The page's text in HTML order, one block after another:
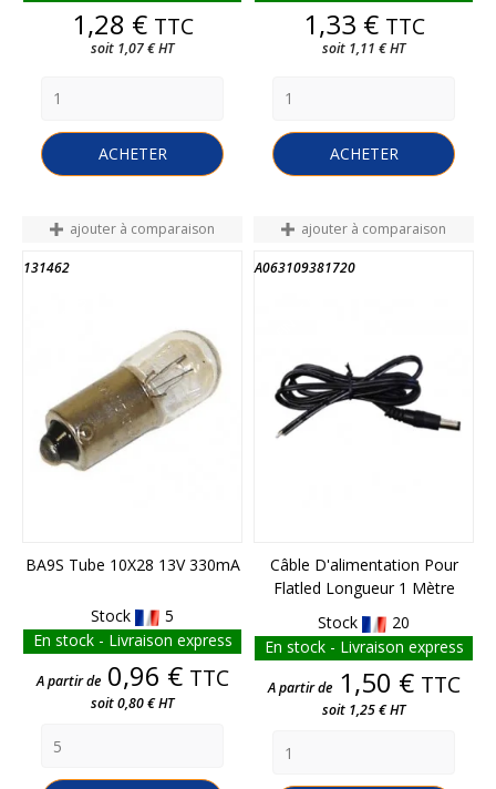
Prix
1,28 € TTC
soit 1,07 € HT
ACHETER
Prix
1,33 € TTC
soit 1,11 € HT
ACHETER
ajouter à comparaison
131462
BA9S Tube 10X28 13V 330mA
Stock
5
En stock - Livraison express
Prix
A partir de 0,96 € TTC
soit 0,80 € HT
ajouter à comparaison
A063109381720
Câble D'alimentation Pour
Flatled Longueur 1 Mètre
Stock
20
En stock - Livraison express
Prix
A partir de 1,50 € TTC
soit 1,25 € HT